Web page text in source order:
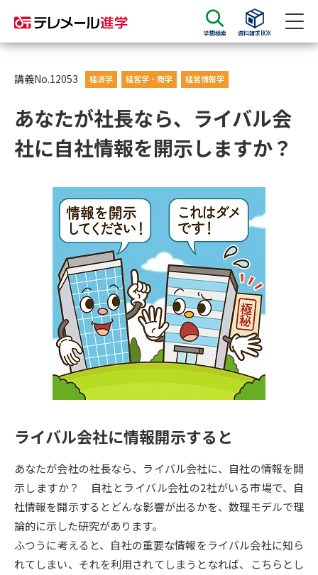
学問検索 資料請求BOX
資料請求 資料検索
大学・短大の資料種類から請求
総合型選抜・学校推薦型選抜 募
大学入学共通テスト利用選抜の
募集要項＆願書
大学・短大以外の資料から請求
専門学校の資料請求 大学院の資料請求
留学・進学関連、塾・予備校
大学入学共通テスト「受験案
内」の請求
大学入学共通テスト「受験上の
配慮案内」の請求
高等学校卒業程度認定試験
幼稚園教員資格認定試験 小学校教員資格認定試験
高等学校（情報）教員資格認定
試験
大学研究
講義No.12053 経済学 経営学・商学 経営情報学
あなたが社長なら、ライバル会
社に自社情報を開示しますか？
ライバル会社に情報開示すると
あなたが会社の社長なら、ライバル会社に、自社の情報を開
示しますか？ 自社とライバル会社の2社がいる市場で、自
社情報を開示するとどんな影響が出るかを、数理モデルで理
論的に示した研究があります。
ふつうに考えると、自社の重要な情報をライバル会社に知ら
れてしまい、それを利用されてしまうとなれば、こちらとし